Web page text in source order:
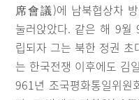
席會議)에 남북협상차
눌러앉았다. 같은 해 9월
립되자 그는 북한 정권
는 한국전쟁 이후에도 김
961년 조국평화통일위원